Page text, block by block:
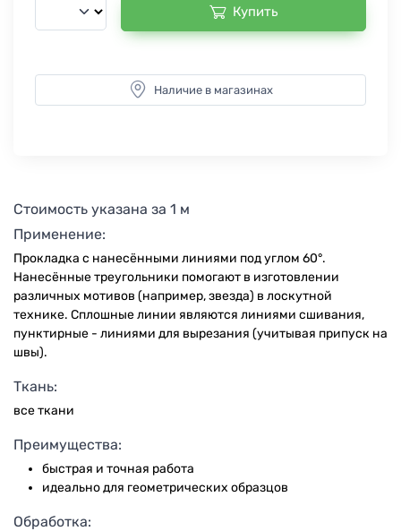
Купить
Наличие в магазинах
Стоимость указана за 1 м
Применение:
Прокладка с нанесёнными линиями под углом 60°.
Нанесённые треугольники помогают в изготовлении
различных мотивов (например, звезда) в лоскутной
технике. Сплошные линии являются линиями сшивания,
пунктирные - линиями для вырезания (учитывая припуск на
швы).
Ткань:
все ткани
Преимущества:
быстрая и точная работа
идеально для геометрических образцов
Обработка: